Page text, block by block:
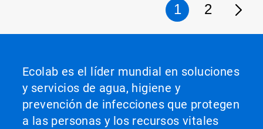
1 2
Ecolab es el líder mundial en soluciones
y servicios de agua, higiene y
prevención de infecciones que protegen
a las personas y los recursos vitales